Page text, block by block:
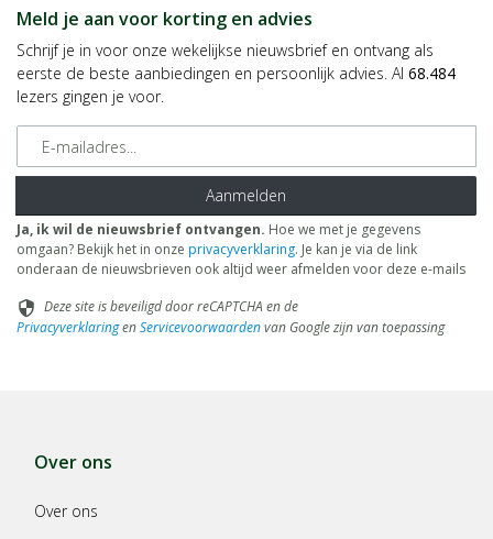
Meld je aan voor korting en advies
Schrijf je in voor onze wekelijkse nieuwsbrief en ontvang als
eerste de beste aanbiedingen en persoonlijk advies. Al 68.484
lezers gingen je voor.
E-mailadres
Aanmelden
Ja, ik wil de nieuwsbrief ontvangen. Hoe we met je gegevens
omgaan? Bekijk het in onze privacyverklaring. Je kan je via de link
onderaan de nieuwsbrieven ook altijd weer afmelden voor deze e-mails
security Deze site is beveiligd door reCAPTCHA en de
PrivacyverklaringenServicevoorwaardenvan Google zijn van toepassing
Over ons
Over ons